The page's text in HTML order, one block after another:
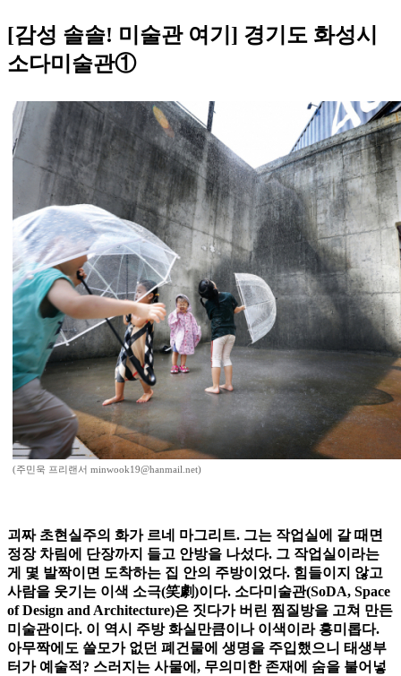
[감성 솔솔! 미술관 여기] 경기도 화성시
소다미술관①
(주민욱 프리랜서 minwook19@hanmail.net)
괴짜 초현실주의 화가 르네 마그리트. 그는 작업실에 갈 때면
정장 차림에 단장까지 들고 안방을 나섰다. 그 작업실이라는
게 몇 발짝이면 도착하는 집 안의 주방이었다. 힘들이지 않고
사람을 웃기는 이색 소극(笑劇)이다. 소다미술관(SoDA, Space
of Design and Architecture)은 짓다가 버린 찜질방을 고쳐 만든
미술관이다. 이 역시 주방 화실만큼이나 이색이라 흥미롭다.
아무짝에도 쓸모가 없던 폐건물에 생명을 주입했으니 태생부
터가 예술적? 스러지는 사물에, 무의미한 존재에 숨을 불어넣